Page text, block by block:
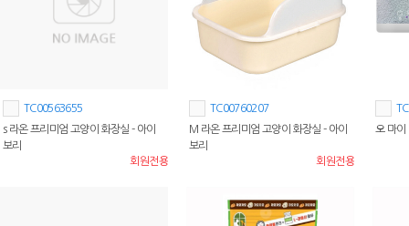
TC00563655
s 라온 프리미엄 고양이 화장실 - 아이
보리
회원전용
TC00760207
M 라온 프리미엄 고양이 화장실 - 아이
보리
회원전용
오 마이